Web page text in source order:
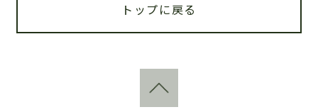
トップに戻る